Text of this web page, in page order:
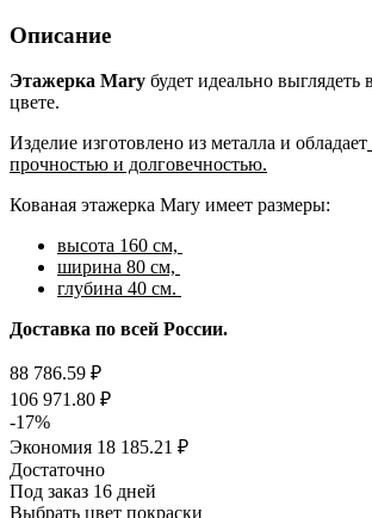
Описание
Этажерка Mary будет идеально
цвете.
Изделие изготовлено из металла и обладает
прочностью и долговечностью.
Кованая этажерка Mary имеет размеры:
высота 160 см,
ширина 80 см,
глубина 40 см.
Доставка по всей России.
88 786.59 ₽
106 971.80 ₽
-17%
Экономия 18 185.21 ₽
Достаточно
Под заказ 16 дней
Выбрать цвет покраски